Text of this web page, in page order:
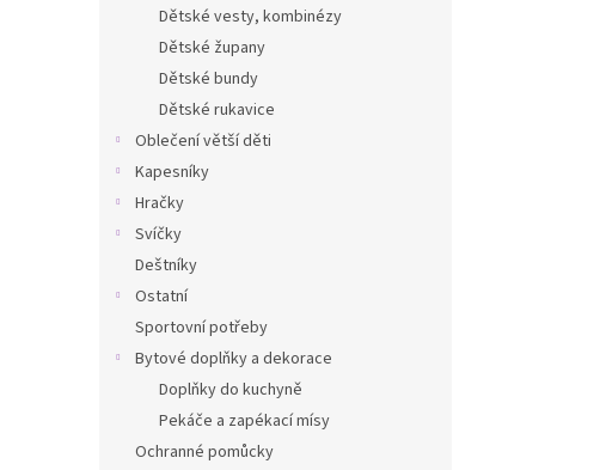
Dětské vesty, kombinézy
Dětské župany
Dětské bundy
Dětské rukavice
Oblečení větší děti
Kapesníky
Hračky
Svíčky
Deštníky
Ostatní
Sportovní potřeby
Bytové doplňky a dekorace
Doplňky do kuchyně
Pekáče a zapékací mísy
Ochranné pomůcky